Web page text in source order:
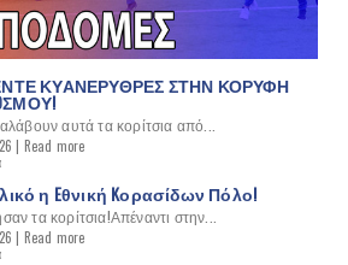
ΚΥΑΝΕΡΥΘΡΕΣ ΣΤΗΝ ΚΟΡΥΦΗ
αυτά τα κορίτσια από...
| Read more
η Eθνική Kορασίδων Πόλο!
τα κορίτσια!Απέναντι στην...
| Read more